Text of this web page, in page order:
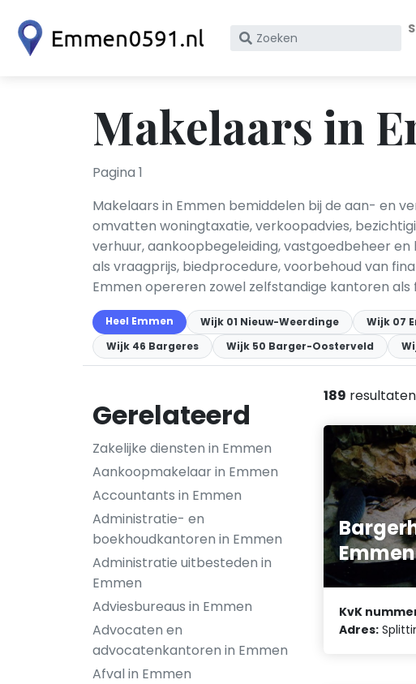
Zoek
KvK
nummer
Makelaars in
Pagina 1
Makelaars in Emmen bemiddelen bij de aan- en
omvatten woningtaxatie, verkoopadvies,
verhuur, aankoopbegeleiding, vastgoedbeheer
als vraagprijs, biedprocedure, voorbehoud van
Emmen opereren zowel zelfstandige kantoren
Heel Emmen Wijk 01 Nieuw-Weerdinge Wijk 07
Wijk 46 Bargeres
Wijk 50 Barger-Oosterveld
Gerelateerd
Zakelijke diensten in Emmen
Aankoopmakelaar in Emmen
Accountants in Emmen
Administratie- en
boekhoudkantoren in Emmen
Administratie uitbesteden in
Emmen
Adviesbureaus in Emmen
Advocaten en
advocatenkantoren in Emmen
Afval in Emmen
189 resultaten
KvK
Adres: